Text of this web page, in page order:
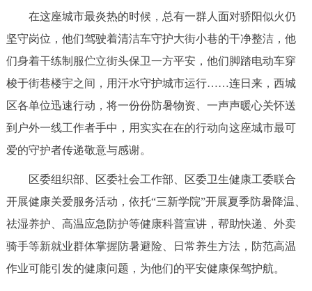
12345网上接诉即办 我要咨询 我要建议
参与调查 在线访谈 图说互动
北京概况 十六区概览 人文北京
绿色北京 图说北京 视频北京
多语种
在这座城市最炎热的时候，总有一群人面对骄阳似火仍
坚守岗位，他们驾驶着清洁车守护大街小巷的干净整洁，他
们身着干练制服伫立街头保卫一方平安，他们脚踏电动车穿
梭于街巷楼宇之间，用汗水守护城市运行……连日来，西城
区各单位迅速行动，将一份份防暑物资、一声声暖心关怀送
到户外一线工作者手中，用实实在在的行动向这座城市最可
爱的守护者传递敬意与感谢。
区委组织部、区委社会工作部、区委卫生健康工委联合
开展健康关爱服务活动，依托“三新学院”开展夏季防暑降温、
祛湿养护、高温应急防护等健康科普宣讲，帮助快递、外卖
骑手等新就业群体掌握防暑避险、日常养生方法，防范高温
作业可能引发的健康问题，为他们的平安健康保驾护航。